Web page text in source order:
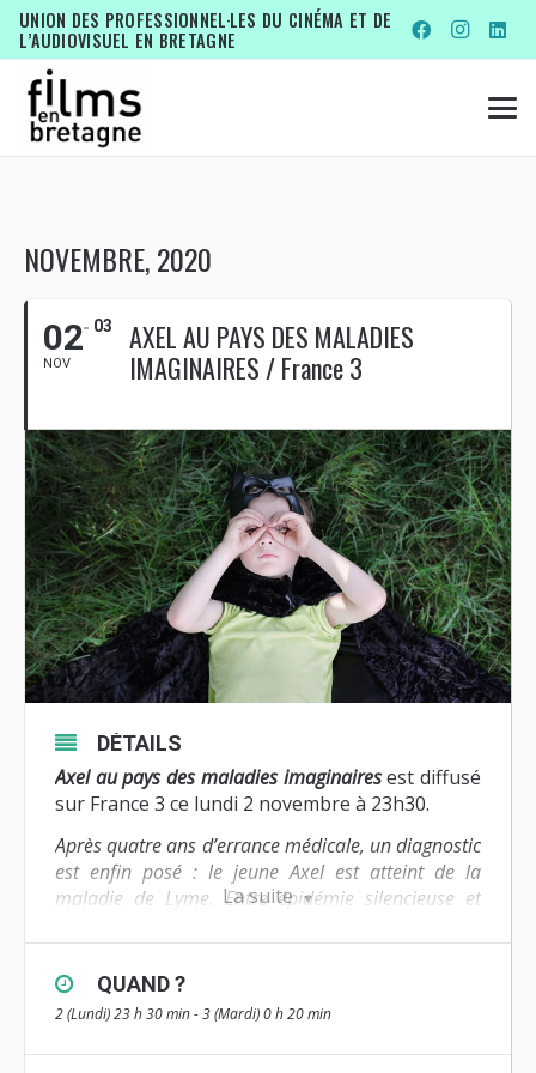
UNION DES PROFESSIONNEL·LES DU CINÉMA ET DE
L’AUDIOVISUEL EN BRETAGNE
NOVEMBRE, 2020
02
NOV
03
AXEL AU PAYS DES MALADIES
IMAGINAIRES / France 3
La suite
DÉTAILS
Axel au pays des maladies imaginaires est diffusé
sur France 3 ce lundi 2 novembre à 23h30.
Après quatre ans d’errance médicale, un diagnostic
est enfin posé : le jeune Axel est atteint de la
maladie de Lyme. Entre épidémie silencieuse et
d’une famille nantaise plongée dans le dédale de
Lyme.
Une histoire de chevalier et de super-héros, dans
laquelle Axel n’a pas dit son dernier mot… Une
histoire que ses parents réalisateurs ont décidé de
QUAND ?
2 (Lundi) 23 h 30 min - 3 (Mardi) 0 h 20 min